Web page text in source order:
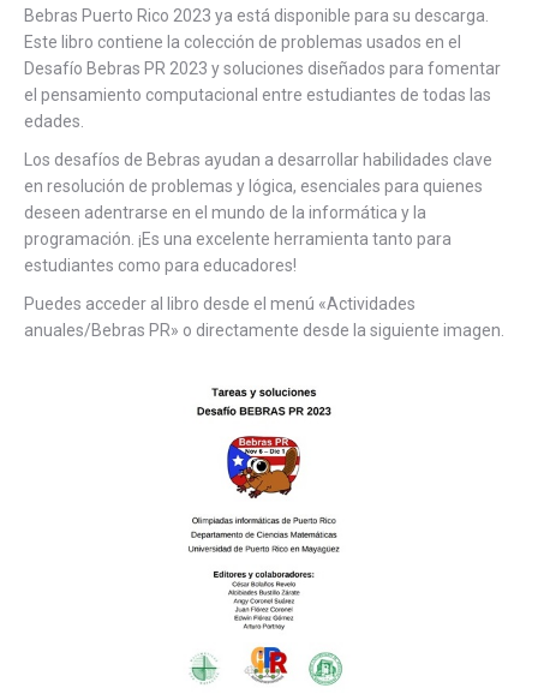
Bebras Puerto Rico 2023 ya está disponible para su descarga.
Este libro contiene la colección de problemas usados en el
Desafío Bebras PR 2023 y soluciones diseñados para fomentar
el pensamiento computacional entre estudiantes de todas las
edades.
Los desafíos de Bebras ayudan a desarrollar habilidades clave
en resolución de problemas y lógica, esenciales para quienes
deseen adentrarse en el mundo de la informática y la
programación. ¡Es una excelente herramienta tanto para
estudiantes como para educadores!
Puedes acceder al libro desde el menú «Actividades
anuales/Bebras PR» o directamente desde la siguiente imagen.
Libro Bebras
2023
Obtener el libro haciendo click
en el botón de descarga.
Descargar